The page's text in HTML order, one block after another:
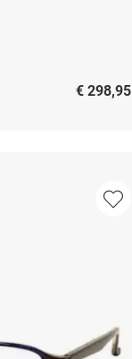
€ 298,95